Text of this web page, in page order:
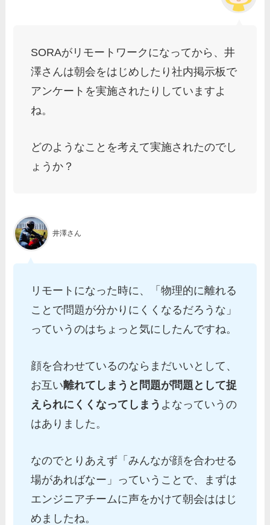
SORAがリモートワークになってから、井
澤さんは朝会をはじめしたり社内掲示板で
アンケートを実施されたりしていますよ
ね。
どのようなことを考えて実施されたのでし
ょうか？
井澤さん
リモートになった時に、「物理的に離れる
ことで問題が分かりにくくなるだろうな」
っていうのはちょっと気にしたんですね。
顔を合わせているのならまだいいとして、
お互い離れてしまうと問題が問題として捉
えられにくくなってしまう よなっていうの
はありました。
なのでとりあえず「みんなが顔を合わせる
場があればなー」っていうことで、まずは
エンジニアチームに声をかけて朝会ははじ
めましたね。